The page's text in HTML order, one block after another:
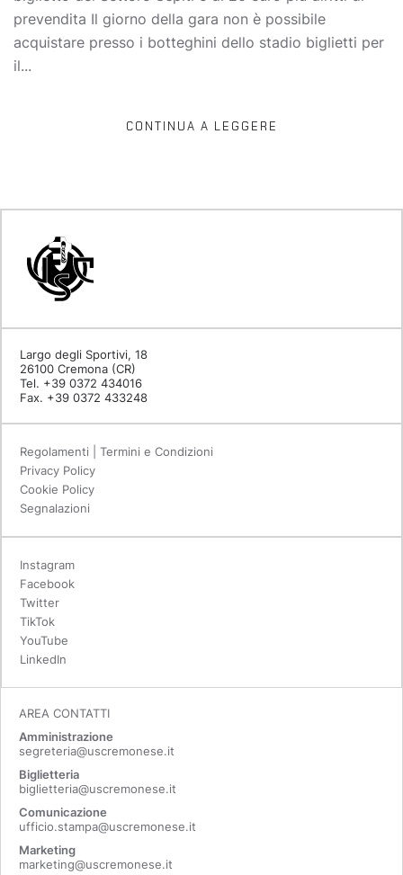
prevendita Il giorno della gara non è possibile
acquistare presso i botteghini dello stadio biglietti per
il...
CONTINUA A LEGGERE
Largo degli Sportivi, 18
26100 Cremona (CR)
Tel. +39 0372 434016
Fax. +39 0372 433248
Regolamenti | Termini e Condizioni
Privacy Policy
Cookie Policy
Segnalazioni
Instagram
Facebook
Twitter
TikTok
YouTube
LinkedIn
AREA CONTATTI
Amministrazione
segreteria@uscremonese.it
Biglietteria
biglietteria@uscremonese.it
Comunicazione
ufficio.stampa@uscremonese.it
Marketing
marketing@uscremonese.it